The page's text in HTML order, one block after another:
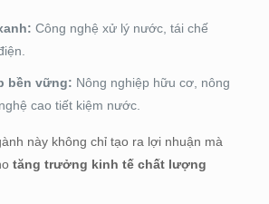
Công nghệ xử lý nước, tái chế
bền vững: Nông nghiệp hữu cơ, nông
cao tiết kiệm nước.
này không chỉ tạo ra lợi nhuận mà
tăng trưởng kinh tế chất lượng